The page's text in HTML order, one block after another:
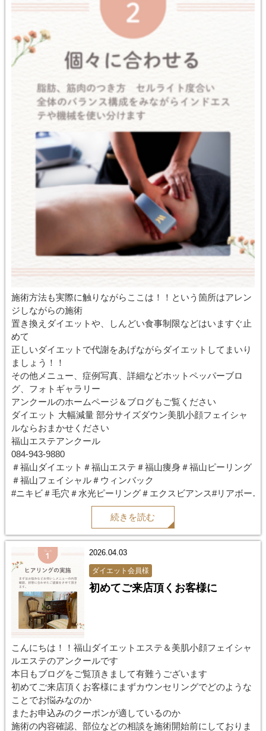
施術方法も実際に触りながらここは！！という箇所はアレン
ジしながらの施術
置き換えダイエットや、しんどい食事制限などはいますぐ止
めて
正しいダイエットで代謝をあげながらダイエットしてまいり
ましょう！！
その他メニュー、症例写真、詳細などホットペッパーブロ
グ、フォトギャラリー
アンクールのホームページ＆ブログもご覧ください
ダイエット 大幅減量 部分サイズダウン美肌小顔フェイシャ
ルならおまかせください
福山エステアンクール
084-943-9880
＃福山ダイエット＃福山エステ＃福山痩身＃福山ピーリング
＃福山フェイシャル＃ウィンバック
#ニキビ＃毛穴＃水光ピーリング＃エクスビアンス#リアボー
#ハーブピーリング#ブライダルエステ#レモンボトル
続きを読む
2026.04.03
ダイエット会員様
初めてご来店頂くお客様に
こんにちは！！福山ダイエットエステ＆美肌小顔フェイシャ
ルエステのアンクールです
本日もブログをご覧頂きまして有難うございます
初めてご来店頂くお客様にまずカウンセリングでどのような
ことでお悩みなのか
またお申込みのクーポンが適しているのか
施術の内容確認、部位などの相談を施術開始前にしておりま